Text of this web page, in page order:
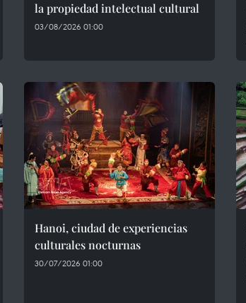
la propiedad intelectual cultural
03/08/2026 01:00
Hanoi, ciudad de experiencias
culturales nocturnas
30/07/2026 01:00